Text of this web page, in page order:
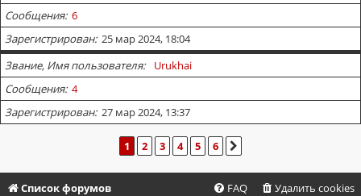
Сообщения 6
Зарегистрирован 25 мар 2024, 18:04
Звание, Имя пользователя
Urukhai
Сообщения 4
Зарегистрирован 27 мар 2024, 13:37
1 2 3 4 5 6
Список форумов Удалить cookies
FAQ